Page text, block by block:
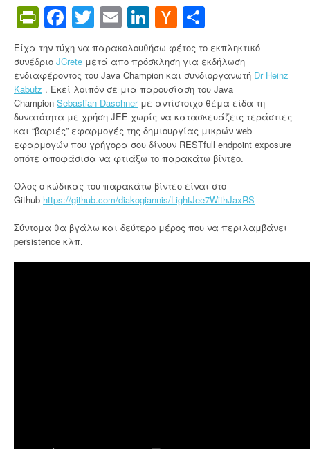
.
0
o
e
s
G
A
”
PrintFriendly
Facebook
Twitter
EmailLinkedIn
Hacker
News
Είχα την τύχη να παρακολουθήσω φέτος το εκπληκτικό
συνέδριο JCrete μετά απο πρόσκληση για εκδήλωση
ενδιαφέροντος του Java Champion και συνδιοργανωτή Dr Heinz
Kabutz . Εκεί λοιπόν σε μια παρουσίαση του Java
Champion Sebastian Daschnerμε αντίστοιχο θέμα είδα τη
δυνατότητα με χρήση JEE χωρίς να κατασκευάζεις τεράστιες
και “βαριές” εφαρμογές της δημιουργίας μικρών web
εφαρμογών που γρήγορα σου δίνουν RESTfull endpoint exposure
οπότε αποφάσισα να φτιάξω το παρακάτω βίντεο.
Όλος ο κώδικας του παρακάτω βίντεο είναι στο
Github https://github.com/diakogiannis/LightJee7WithJaxRS
Σύντομα θα βγάλω και δεύτερο μέρος που να περιλαμβάνει
persistence κλπ.